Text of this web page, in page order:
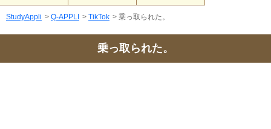
StudyAppli > Q-APPLI > TikTok > 乗っ取られた。
乗っ取られた。